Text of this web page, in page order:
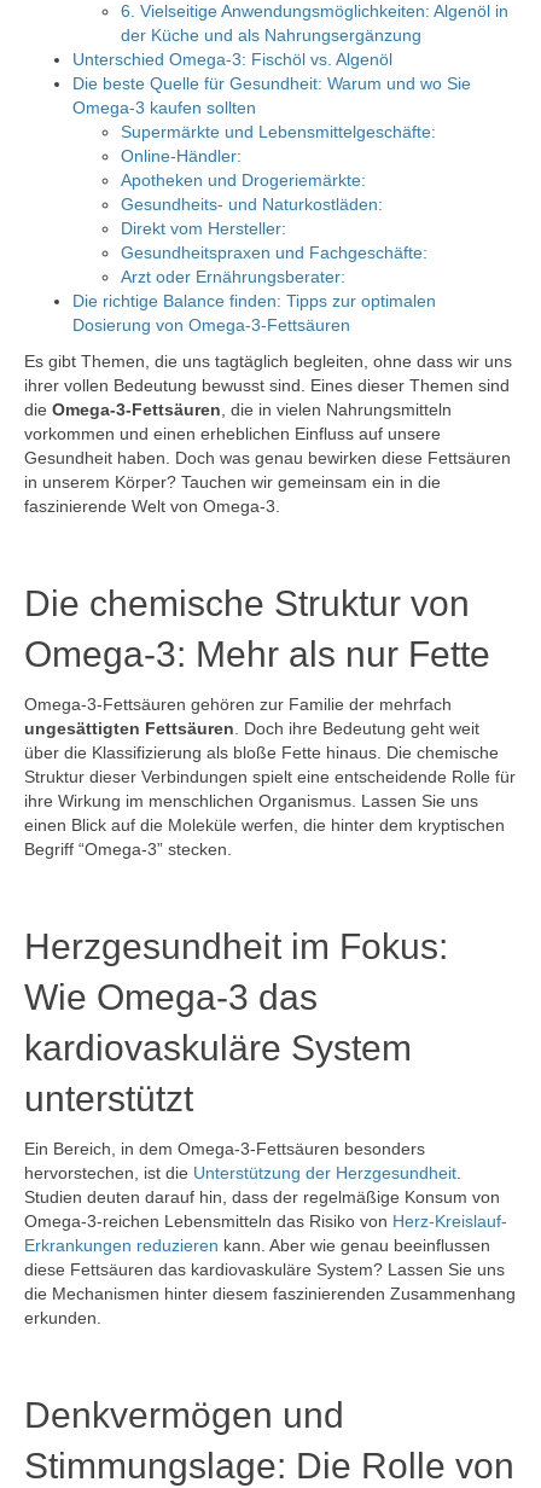
6. Vielseitige Anwendungsmöglichkeiten: Algenöl in
der Küche und als Nahrungsergänzung
Unterschied Omega-3: Fischöl vs. Algenöl
Die beste Quelle für Gesundheit: Warum und wo Sie
Omega-3 kaufen sollten
Supermärkte und Lebensmittelgeschäfte:
Online-Händler:
Apotheken und Drogeriemärkte:
Gesundheits- und Naturkostläden:
Direkt vom Hersteller:
Gesundheitspraxen und Fachgeschäfte:
Arzt oder Ernährungsberater:
Die richtige Balance finden: Tipps zur optimalen
Dosierung von Omega-3-Fettsäuren
Es gibt Themen, die uns tagtäglich begleiten, ohne dass wir uns
ihrer vollen Bedeutung bewusst sind. Eines dieser Themen sind
die Omega-3-Fettsäuren, die in vielen Nahrungsmitteln
vorkommen und einen erheblichen Einfluss auf unsere
Gesundheit haben. Doch was genau bewirken diese Fettsäuren
in unserem Körper? Tauchen wir gemeinsam ein in die
faszinierende Welt von Omega-3.
Die chemische Struktur von
Omega-3: Mehr als nur Fette
Omega-3-Fettsäuren gehören zur Familie der mehrfach
ungesättigten Fettsäuren. Doch ihre Bedeutung geht weit
über die Klassifizierung als bloße Fette hinaus. Die chemische
Struktur dieser Verbindungen spielt eine entscheidende Rolle für
ihre Wirkung im menschlichen Organismus. Lassen Sie uns
einen Blick auf die Moleküle werfen, die hinter dem kryptischen
Begriff “Omega-3” stecken.
Herzgesundheit im Fokus:
Wie Omega-3 das
kardiovaskuläre System
unterstützt
Ein Bereich, in dem Omega-3-Fettsäuren besonders
hervorstechen, ist die Unterstützung der Herzgesundheit.
Studien deuten darauf hin, dass der regelmäßige Konsum von
Omega-3-reichen Lebensmitteln das Risiko von Herz-Kreislauf-
Erkrankungen reduzieren kann. Aber wie genau beeinflussen
diese Fettsäuren das kardiovaskuläre System? Lassen Sie uns
die Mechanismen hinter diesem faszinierenden Zusammenhang
erkunden.
Denkvermögen und
Stimmungslage: Die Rolle von